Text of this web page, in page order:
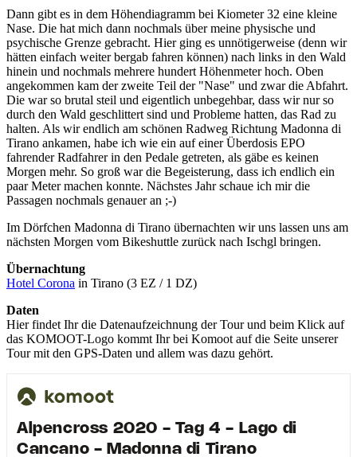
Dann gibt es in dem Höhendiagramm bei Kiometer 32 eine kleine
Nase. Die hat mich dann nochmals über meine physische und
psychische Grenze gebracht. Hier ging es unnötigerweise (denn wir
hätten einfach weiter bergab fahren können) nach links in den Wald
hinein und nochmals mehrere hundert Höhenmeter hoch. Oben
angekommen kam der zweite Teil der "Nase" und zwar die Abfahrt.
Die war so brutal steil und eigentlich unbegehbar, dass wir nur so
durch den Wald geschlittert sind und Probleme hatten, das Rad zu
halten. Als wir endlich am schönen Radweg Richtung Madonna di
Tirano ankamen, habe ich wie ein auf einer Überdosis EPO
fahrender Radfahrer in den Pedale getreten, als gäbe es keinen
Morgen mehr. So groß war die Begeisterung, dass ich endlich ein
paar Meter machen konnte. Nächstes Jahr schaue ich mir die
Passagen nochmals genauer an ;-)
Im Dörfchen Madonna di Tirano übernachten wir uns lassen uns am
nächsten Morgen vom Bikeshuttle zurück nach Ischgl bringen.
Übernachtung
Hotel Corona in Tirano (3 EZ / 1 DZ)
Daten
Hier findet Ihr die Datenaufzeichnung der Tour und beim Klick auf
das KOMOOT-Logo kommt Ihr bei Komoot auf die Seite unserer
Tour mit den GPS-Daten und allem was dazu gehört.